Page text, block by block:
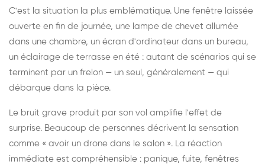
C'est la situation la plus emblématique. Une fenêtre laissée
ouverte en fin de journée, une lampe de chevet allumée
dans une chambre, un écran d'ordinateur dans un bureau,
un éclairage de terrasse en été : autant de scénarios qui se
terminent par un frelon — un seul, généralement — qui
débarque dans la pièce.
Le bruit grave produit par son vol amplifie l'effet de
surprise. Beaucoup de personnes décrivent la sensation
comme « avoir un drone dans le salon ». La réaction
immédiate est compréhensible : panique, fuite, fenêtres